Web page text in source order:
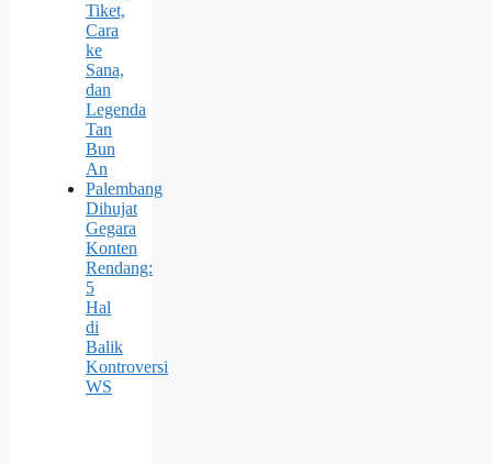
Tiket,
Cara
ke
Sana,
dan
Legenda
Tan
Bun
An
Palembang
Dihujat
Gegara
Konten
Rendang:
5
Hal
di
Balik
Kontroversi
WS